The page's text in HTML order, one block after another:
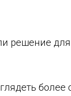
решение для